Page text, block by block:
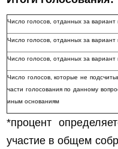
Число голосов, отданных за вариант
Число голосов, отданных за
Число голосов, отданных за
Число голосов, которые не
части голосования по данному
иным основаниям
*процент
участие в общем